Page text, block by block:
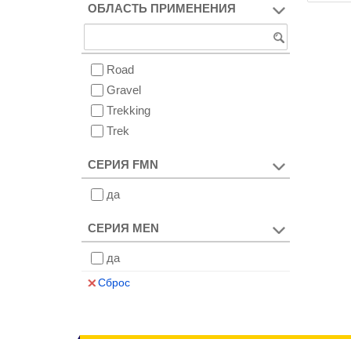
ОБЛАСТЬ ПРИМЕНЕНИЯ
Road
Gravel
Trekking
Trek
СЕРИЯ FMN
да
СЕРИЯ MEN
да
Сброс